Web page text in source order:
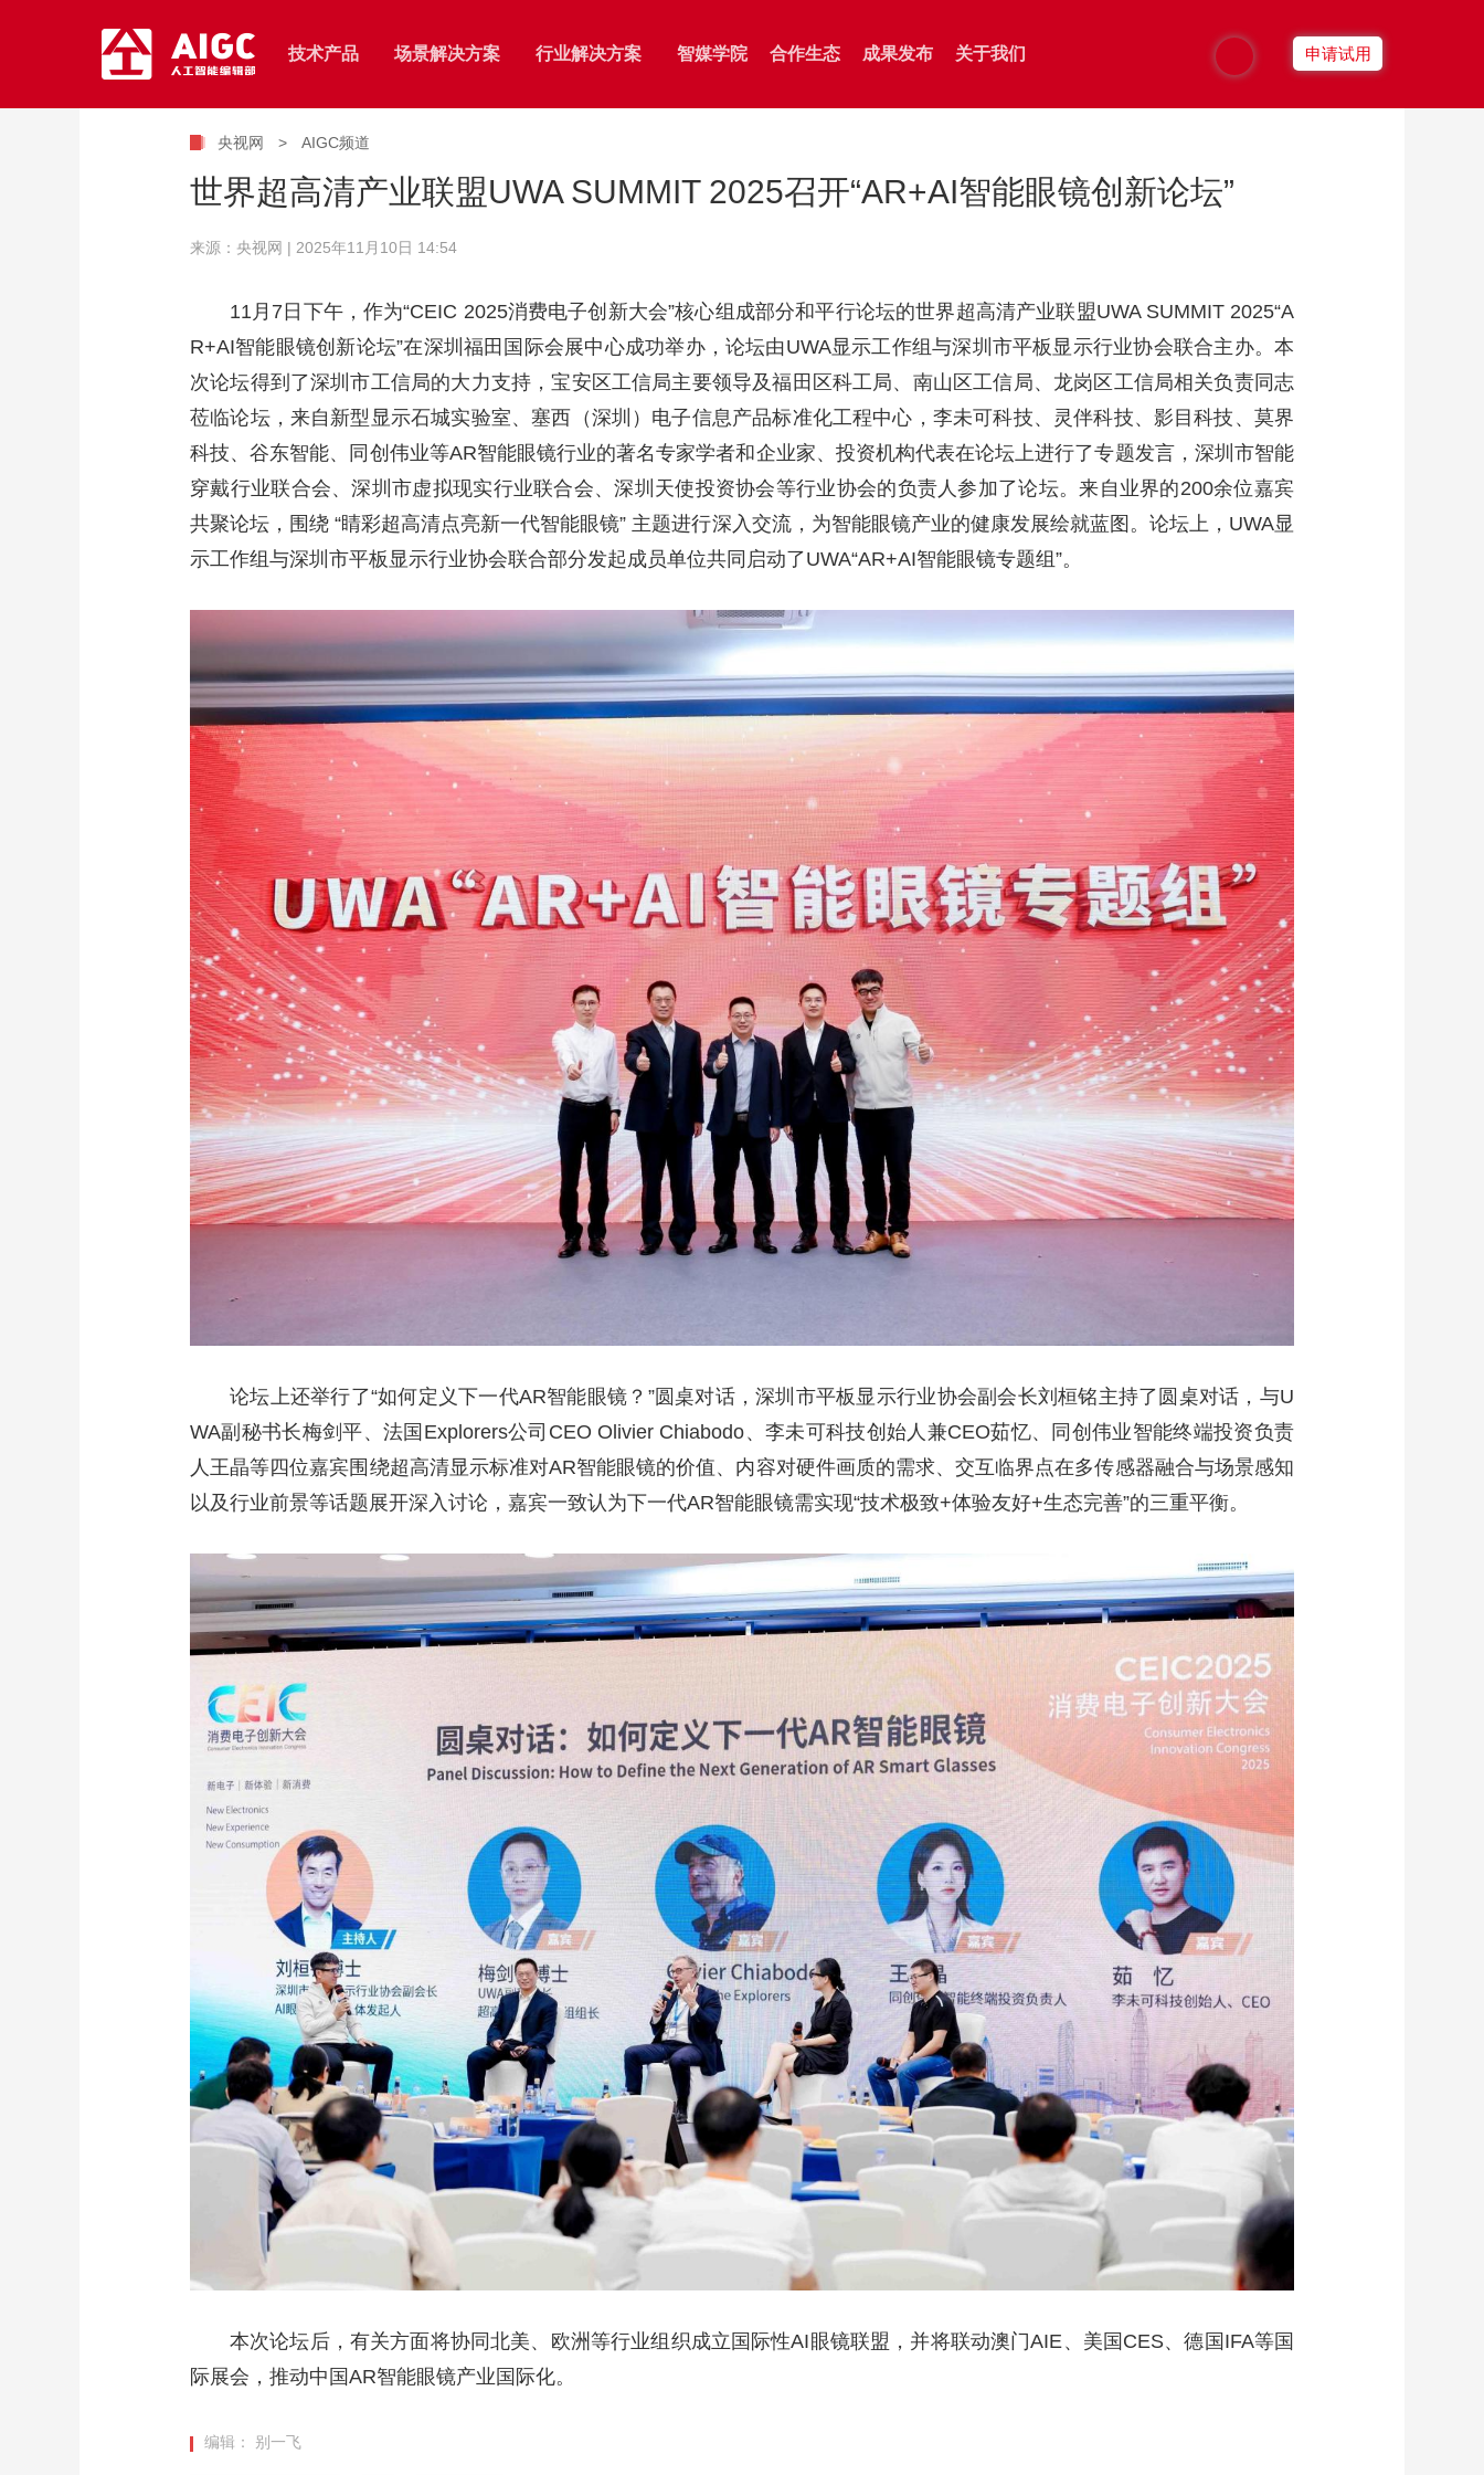
技术产品 场景解决方案 行业解决方案 智媒学院 合作生态 成果发布 关于我们
移动直播
智能拍摄
热点发现
知识图谱
融媒小编
智能海报
视频工厂
智慧媒资
智能标签
智感超分
智能推荐
用户画像
家庭画像
跨屏收视指数
运维管家
智能IDC管理
安全运营中心
漏洞治理服务
云直播
数据可视化
多功能演播服务
VR直点播服务
智慧教育
申请试用
央视网 > AIGC频道
世界超高清产业联盟UWA SUMMIT 2025召开“AR+AI智能眼镜创新论坛”
来源：央视网 | 2025年11月10日 14:54
11月7日下午，作为“CEIC 2025消费电子创新大会”核心组成部分和平行论坛的世界超高清产业联盟UWA SUMMIT 2025“A
R+AI智能眼镜创新论坛”在深圳福田国际会展中心成功举办，论坛由UWA显示工作组与深圳市平板显示行业协会联合主办。本
次论坛得到了深圳市工信局的大力支持，宝安区工信局主要领导及福田区科工局、南山区工信局、龙岗区工信局相关负责同志
莅临论坛，来自新型显示石城实验室、塞西（深圳）电子信息产品标准化工程中心，李未可科技、灵伴科技、影目科技、莫界
科技、谷东智能、同创伟业等AR智能眼镜行业的著名专家学者和企业家、投资机构代表在论坛上进行了专题发言，深圳市智能
穿戴行业联合会、深圳市虚拟现实行业联合会、深圳天使投资协会等行业协会的负责人参加了论坛。来自业界的200余位嘉宾
共聚论坛，围绕 “睛彩超高清点亮新一代智能眼镜” 主题进行深入交流，为智能眼镜产业的健康发展绘就蓝图。论坛上，UWA显
示工作组与深圳市平板显示行业协会联合部分发起成员单位共同启动了UWA“AR+AI智能眼镜专题组”。
论坛上还举行了“如何定义下一代AR智能眼镜？”圆桌对话，深圳市平板显示行业协会副会长刘桓铭主持了圆桌对话，与U
WA副秘书长梅剑平、法国Explorers公司CEO Olivier Chiabodo、李未可科技创始人兼CEO茹忆、同创伟业智能终端投资负责
人王晶等四位嘉宾围绕超高清显示标准对AR智能眼镜的价值、内容对硬件画质的需求、交互临界点在多传感器融合与场景感知
以及行业前景等话题展开深入讨论，嘉宾一致认为下一代AR智能眼镜需实现“技术极致+体验友好+生态完善”的三重平衡。
本次论坛后，有关方面将协同北美、欧洲等行业组织成立国际性AI眼镜联盟，并将联动澳门AIE、美国CES、德国IFA等国
际展会，推动中国AR智能眼镜产业国际化。
编辑： 别一飞